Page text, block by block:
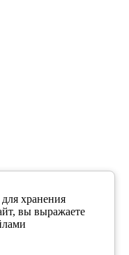
хранения
вы выражаете
могут отличаться от